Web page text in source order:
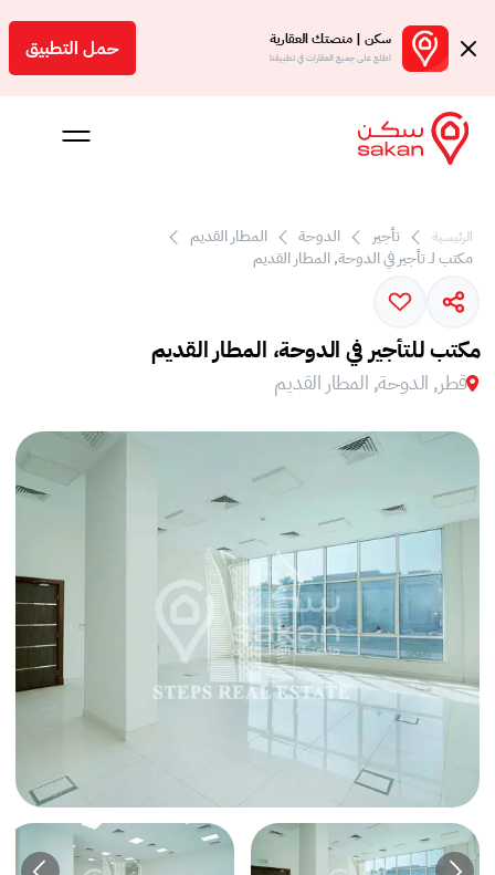
سكن | منصتك العقارية
اطلع على جميع العقارات في تطبيقنا حمل التطبيق
الرئيسية تأجير الدوحة
المطار القديم
مكتب لـ تأجير في الدوحة, المطار القديم
مكتب للتأجير في الدوحة، المطار القديم
قطر, الدوحة, المطار القديم